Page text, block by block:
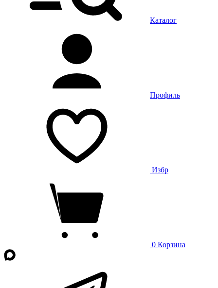
Каталог
Профиль
Избр
0 Корзина